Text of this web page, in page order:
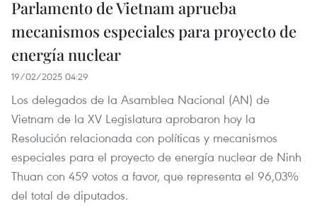
Parlamento de Vietnam aprueba
mecanismos especiales para proyecto de
energía nuclear
19/02/2025 04:29
Los delegados de la Asamblea Nacional (AN) de
Vietnam de la XV Legislatura aprobaron hoy la
Resolución relacionada con políticas y mecanismos
especiales para el proyecto de energía nuclear de Ninh
Thuan con 459 votos a favor, que representa el 96,03%
del total de diputados.